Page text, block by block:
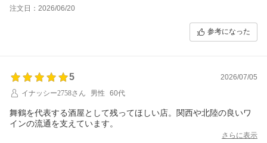
注文日：2026/06/20
参考になった
5
2026/07/05
イナッシー2758さん
男性 60代
舞鶴を代表する酒屋として残ってほしい店。関西や北陸の良いワ
インの流通を支えています。
さらに表示